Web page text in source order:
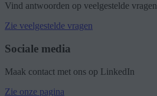
Vind antwoorden op veelgestelde vragen
Zie veelgestelde vragen
Sociale media
Maak contact met ons op LinkedIn
Zie onze pagina